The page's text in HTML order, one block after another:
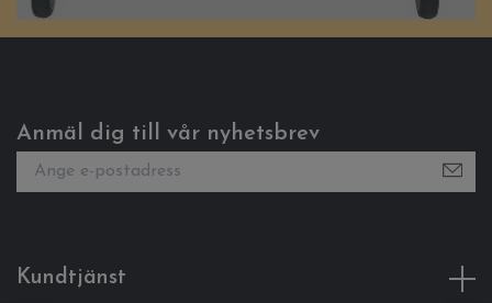
Anmäl dig till vår nyhetsbrev
Kundtjänst